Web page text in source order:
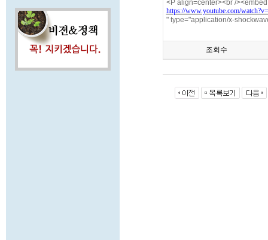
<P align=center><br /
https://www.youtube.com/
" type="application/x-
조회수